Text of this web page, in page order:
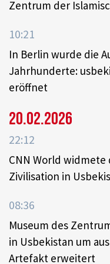
Zentrum der
10:21
In Berlin wurde die
Jahrhunderte:
eröffnet
20.02.2026
22:12
CNN World
Zivilisation in
08:36
Museum des
in Usbekistan um
Artefakt erweitert